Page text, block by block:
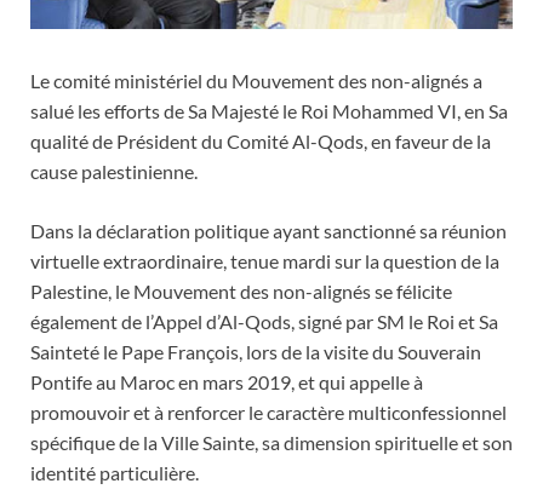
Le comité ministériel du Mouvement des non-alignés a
salué les efforts de Sa Majesté le Roi Mohammed VI, en Sa
qualité de Président du Comité Al-Qods, en faveur de la
cause palestinienne.
Dans la déclaration politique ayant sanctionné sa réunion
virtuelle extraordinaire, tenue mardi sur la question de la
Palestine, le Mouvement des non-alignés se félicite
également de l’Appel d’Al-Qods, signé par SM le Roi et Sa
Sainteté le Pape François, lors de la visite du Souverain
Pontife au Maroc en mars 2019, et qui appelle à
promouvoir et à renforcer le caractère multiconfessionnel
spécifique de la Ville Sainte, sa dimension spirituelle et son
identité particulière.